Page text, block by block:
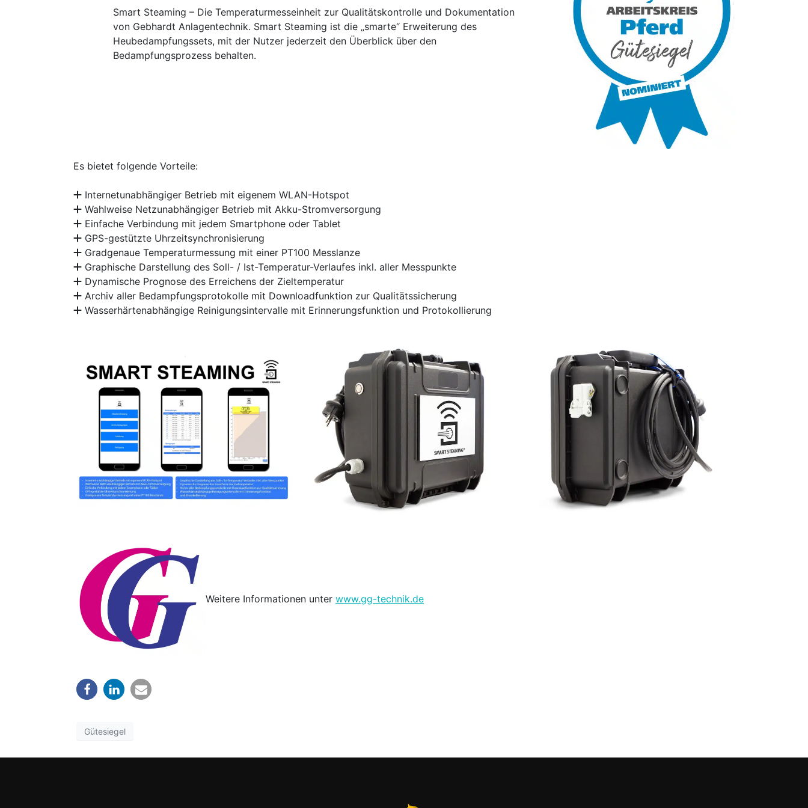
Smart Steaming – Die Temperaturmesseinheit zur Qualitätskontrolle und Dokumentation
von Gebhardt Anlagentechnik. Smart Steaming ist die „smarte“ Erweiterung des
Heubedampfungssets, mit der Nutzer jederzeit den Überblick über den
Bedampfungsprozess behalten.
Es bietet folgende Vorteile:
Internetunabhängiger Betrieb mit eigenem WLAN-Hotspot
Wahlweise Netzunabhängiger Betrieb mit Akku-Stromversorgung
Einfache Verbindung mit jedem Smartphone oder Tablet
GPS-gestützte Uhrzeitsynchronisierung
Gradgenaue Temperaturmessung mit einer PT100 Messlanze
Graphische Darstellung des Soll- / Ist-Temperatur-Verlaufes inkl. aller Messpunkte
Dynamische Prognose des Erreichens der Zieltemperatur
Archiv aller Bedampfungsprotokolle mit Downloadfunktion zur Qualitätssicherung
Wasserhärtenabhängige Reinigungsintervalle mit Erinnerungsfunktion und Protokollierung
Weitere Informationen unter www.gg-technik.de
Gütesiegel